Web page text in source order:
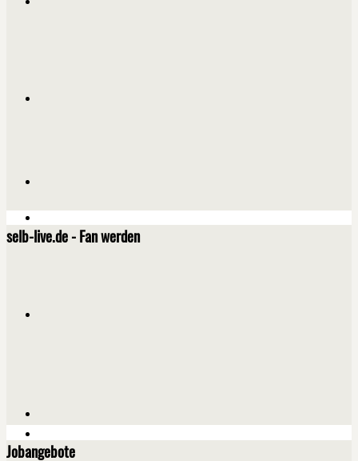
selb-live.de - Fan werden
Jobangebote